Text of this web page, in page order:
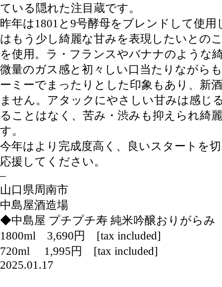
ている隠れた注目蔵です。
昨年は1801と9号酵母をブレンドして使用
はもう少し綺麗な甘みを表現したいとの
を使用。ラ・フランスやバナナのような
微量のガス感と初々しい口当たりながら
ーミーでまったりとした印象もあり、新
ません。アタックにやさしい甘みは感じ
ることはなく、苦み・渋みも抑えられ綺
す。
今年はより完成度高く、良いスタートを
応援してください。
–
山口県周南市
中島屋酒造場
◆中島屋 プチプチ寿 純米吟醸おりがらみ
1800ml 3,690円 [tax included]
720ml 1,995円 [tax included]
2025.01.17